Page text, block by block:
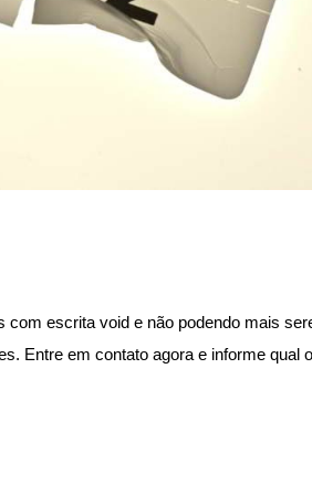
escrita void e não podendo mais
Entre em contato agora e informe qual